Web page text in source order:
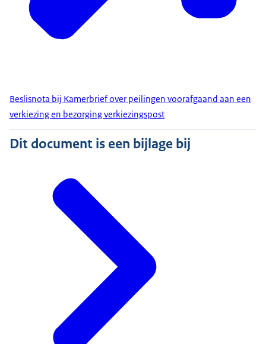
Beslisnota bij Kamerbrief over peilingen voorafgaand aan een
verkiezing en bezorging verkiezingspost
Dit document is een bijlage bij